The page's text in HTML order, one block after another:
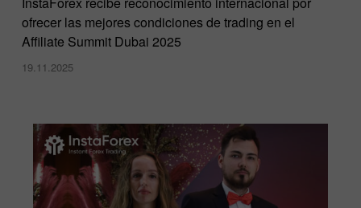
ofrecer las mejores condiciones de trading en el
Affiliate Summit Dubai 2025
19.11.2025